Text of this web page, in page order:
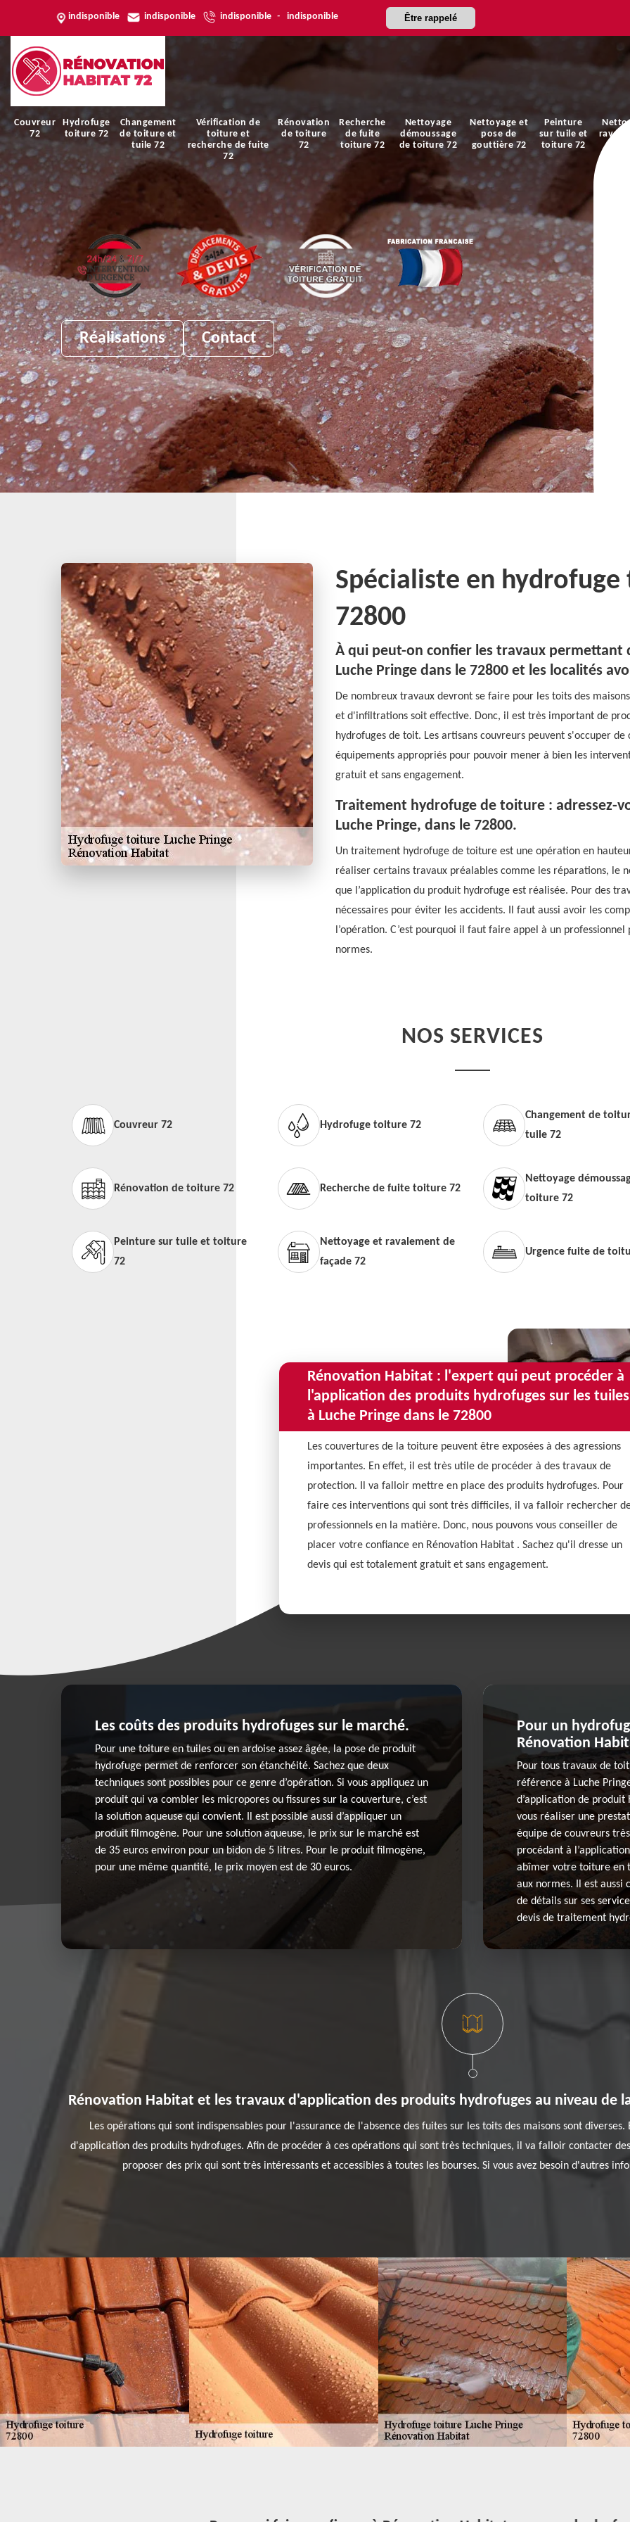
indisponible indisponible indisponible - indisponible Être rappelé
Couvreur
72
Hydrofuge
toiture 72
Changement
de toiture et
tuile 72
Vérification de
toiture et
recherche de fuite
72
Rénovation
de toiture
72
Recherche
de fuite
toiture 72
Nettoyage
démoussage
de toiture 72
Nettoyage et
pose de
gouttière 72
Peinture
sur tuile et
toiture 72
Réalisations Contact
Spécialiste en
72800
À qui peut-on confier les travaux
Luche Pringe dans le 72800 et les localités
De nombreux travaux devront se faire pour les toits des
et d'infiltrations soit effective. Donc, il est très important de
hydrofuges de toit. Les artisans couvreurs peuvent s'occuper
équipements appropriés pour pouvoir mener à bien les
gratuit et sans engagement.
Traitement hydrofuge de toiture : adressez-
Luche Pringe, dans le 72800.
Un traitement hydrofuge de toiture est une opération en
réaliser certains travaux préalables comme les réparations, le
que l’application du produit hydrofuge est réalisée. Pour des
nécessaires pour éviter les accidents. Il faut aussi avoir les
l’opération. C’est pourquoi il faut faire appel à un
normes.
NOS SERVICES
Couvreur 72 Hydrofuge toiture 72
Changement de
tuile 72
Rénovation de toiture 72 Recherche de fuite toiture 72
Nettoyage
toiture 72
Peinture sur tuile et toiture
72
Nettoyage et ravalement de
façade 72
Urgence fuite de
Rénovation Habitat : l'expert qui peut procéder à
l'application des produits hydrofuges sur les tuiles
à Luche Pringe dans le 72800
Les couvertures de la toiture peuvent être exposées à des agressions
importantes. En effet, il est très utile de procéder à des travaux de
protection. Il va falloir mettre en place des produits hydrofuges. Pour
faire ces interventions qui sont très difficiles, il va falloir rechercher
professionnels en la matière. Donc, nous pouvons vous conseiller de
placer votre confiance en Rénovation Habitat . Sachez qu'il dresse un
devis qui est totalement gratuit et sans engagement.
Les coûts des produits hydrofuges sur le marché.
Pour une toiture en tuiles ou en ardoise assez âgée, la pose de produit
hydrofuge permet de renforcer son étanchéité. Sachez que deux
techniques sont possibles pour ce genre d’opération. Si vous appliquez un
produit qui va combler les micropores ou fissures sur la couverture, c’est
la solution aqueuse qui convient. Il est possible aussi d’appliquer un
produit filmogène. Pour une solution aqueuse, le prix sur le marché est
de 35 euros environ pour un bidon de 5 litres. Pour le produit filmogène,
pour une même quantité, le prix moyen est de 30 euros.
Pour un
Rénovation
Pour tous travaux de
référence à Luche
d’application de
vous réaliser une
équipe de couvreurs
procédant à
abîmer votre toiture en
aux normes. Il est aussi
de détails sur ses
devis de traitement
Rénovation Habitat et les travaux d'application des produits hydrofuges au niveau de
Les opérations qui sont indispensables pour l'assurance de l'absence des fuites sur les toits des maisons sont
d'application des produits hydrofuges. Afin de procéder à ces opérations qui sont très techniques, il va falloir contacter
proposer des prix qui sont très intéressants et accessibles à toutes les bourses. Si vous avez besoin d'autres